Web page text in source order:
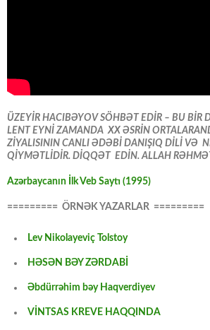
ÜZEYİR HACIBƏYOV SÖHBƏT EDİR – BU BİR
LENT EYNİ ZAMANDA XX ƏSRİN
ZİYALISININ CANLI ƏDƏBİ DANIŞIQ DİLİ VƏ
QİYMƏTLİDİR. DİQQƏT EDİN. ALLAH
Azərbaycanın İlk Veb Saytı (1995)
========= ÖRNƏK YAZARLAR =========
Lev Nikolayeviç Tolstoy
HƏSƏN BƏY ZƏRDABİ
Əbdürrəhim bəy Haqverdiyev
VİNTSAS KREVE HAQQINDA